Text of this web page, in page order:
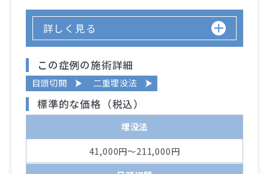
詳しく見る
この症例の施術詳細
目頭切開 二重埋没法
標準的な価格（税込）
埋没法
41,000円～211,000円